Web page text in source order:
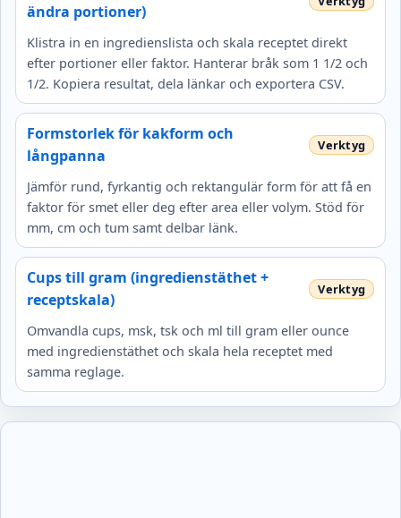
ändra portioner)
Klistra in en ingredienslista och skala receptet direkt
efter portioner eller faktor. Hanterar bråk som 1 1/2 och
1/2. Kopiera resultat, dela länkar och exportera CSV.
Formstorlek för kakform och
långpanna
Jämför rund, fyrkantig och rektangulär form för att få en
faktor för smet eller deg efter area eller volym. Stöd för
mm, cm och tum samt delbar länk.
Cups till gram (ingredienstäthet +
receptskala)
Omvandla cups, msk, tsk och ml till gram eller ounce
med ingredienstäthet och skala hela receptet med
samma reglage.